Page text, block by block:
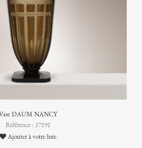
DAUM NANCY
Référence : 17191
Ajouter à votre liste